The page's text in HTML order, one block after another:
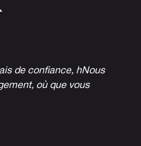
de confiance, hNous
où que vous